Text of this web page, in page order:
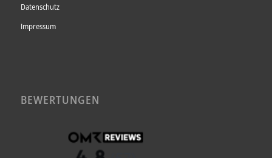
Datenschutz
Impressum
BEWERTUNGEN